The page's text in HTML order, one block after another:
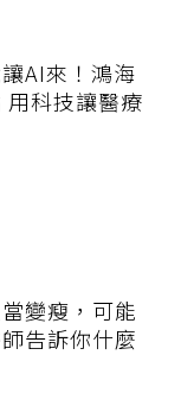
AI來！鴻海
科技讓醫療
變瘦，可能
告訴你什麼